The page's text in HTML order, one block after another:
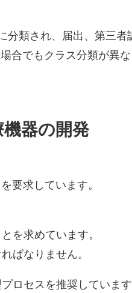
分類され、届出、第三者
合でもクラス分類が異
器の開発
要求しています。
を求めています。
ばなりません。
ロセスを推奨していま